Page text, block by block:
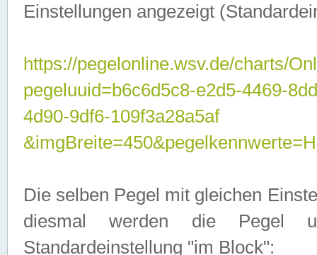
Einstellungen angezeigt
https://pegelonline.wsv.de/charts/
pegeluuid=b6c6d5c8-e2d5-4469-
4d90-9df6-109f3a28a5af
Die selben Pegel mit gleichen
diesmal werden die Pegel
Standardeinstellung "im Block":